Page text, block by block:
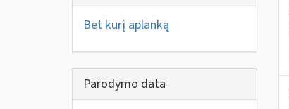
Bet kurį aplanką
Parodymo data